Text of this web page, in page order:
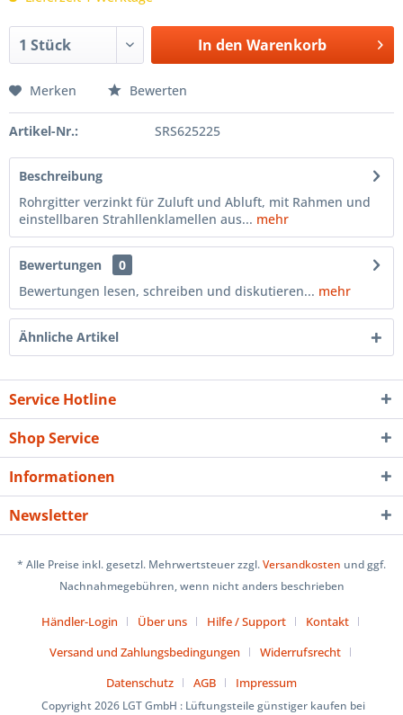
In den Warenkorb
Merken Bewerten
Artikel-Nr.: SRS625225
Beschreibung
Rohrgitter verzinkt für Zuluft und Abluft, mit Rahmen und
einstellbaren Strahllenklamellen aus... mehr
Bewertungen
0
Bewertungen lesen, schreiben und diskutieren... mehr
Ähnliche Artikel
Service Hotline
Shop Service
Informationen
Newsletter
* Alle Preise inkl. gesetzl. Mehrwertsteuer zzgl.Versandkosten und ggf.
Nachnahmegebühren, wenn nicht anders beschrieben
Händler-Login Über uns Hilfe / Support
Kontakt
Versand und Zahlungsbedingungen
Widerrufsrecht
Datenschutz
AGB Impressum
Copyright 2026 LGT GmbH : Lüftungsteile günstiger kaufen bei